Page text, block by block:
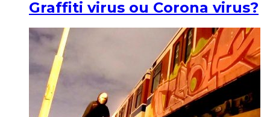
Graffiti virus ou Corona virus?